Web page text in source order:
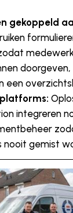
gekoppeld
een
integreren
nooit gemist